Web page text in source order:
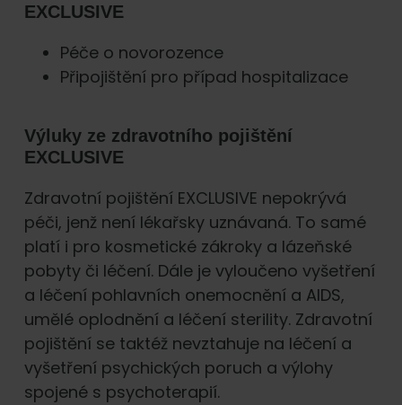
EXCLUSIVE
Péče o novorozence
Připojištění pro případ hospitalizace
Výluky ze zdravotního pojištění
EXCLUSIVE
Zdravotní pojištění EXCLUSIVE nepokrývá
péči, jenž není lékařsky uznávaná. To samé
platí i pro kosmetické zákroky a lázeňské
pobyty či léčení. Dále je vyloučeno vyšetření
a léčení pohlavních onemocnění a AIDS,
umělé oplodnění a léčení sterility. Zdravotní
pojištění se taktéž nevztahuje na léčení a
vyšetření psychických poruch a výlohy
spojené s psychoterapií.